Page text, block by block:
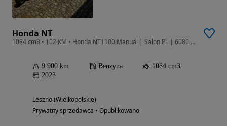
Honda NT
1084 cm3 • 102 KM • Honda NT1100 Manual | Salon PL | 6080 km | 3 Kufry | St
9 900 km Benzyna
1084 cm3
2023
Leszno (Wielkopolskie)
Prywatny sprzedawca • Opublikowano